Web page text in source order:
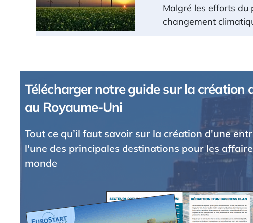
Malgré les efforts du
changement
Télécharger notre guide sur la création
au Royaume-Uni
Tout ce qu’il faut savoir sur la création d'une
l'une des principales destinations pour les
monde